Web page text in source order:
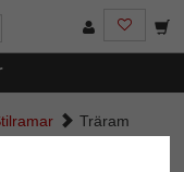
Träram